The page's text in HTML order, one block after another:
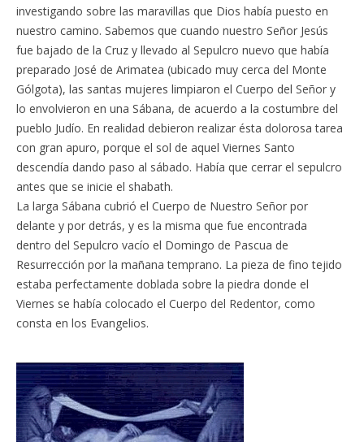
investigando sobre las maravillas que Dios había puesto en
nuestro camino. Sabemos que cuando nuestro Señor Jesús
fue bajado de la Cruz y llevado al Sepulcro nuevo que había
preparado José de Arimatea (ubicado muy cerca del Monte
Gólgota), las santas mujeres limpiaron el Cuerpo del Señor y
lo envolvieron en una Sábana, de acuerdo a la costumbre del
pueblo Judío. En realidad debieron realizar ésta dolorosa tarea
con gran apuro, porque el sol de aquel Viernes Santo
descendía dando paso al sábado. Había que cerrar el sepulcro
antes que se inicie el shabath.
La larga Sábana cubrió el Cuerpo de Nuestro Señor por
delante y por detrás, y es la misma que fue encontrada
dentro del Sepulcro vacío el Domingo de Pascua de
Resurrección por la mañana temprano. La pieza de fino tejido
estaba perfectamente doblada sobre la piedra donde el
Viernes se había colocado el Cuerpo del Redentor, como
consta en los Evangelios.